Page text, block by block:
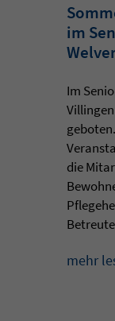
im
Im
die
mehr